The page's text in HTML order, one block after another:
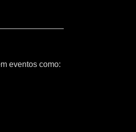
eventos como: